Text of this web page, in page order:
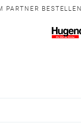
PARTNER BESTELLEN